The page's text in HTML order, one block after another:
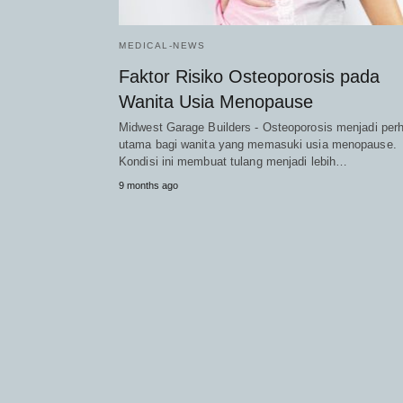
MEDICAL-NEWS
Faktor Risiko Osteoporosis pada
Wanita Usia Menopause
Midwest Garage Builders - Osteoporosis menjadi
utama bagi wanita yang memasuki usia menopause.
Kondisi ini membuat tulang menjadi lebih…
9 months ago